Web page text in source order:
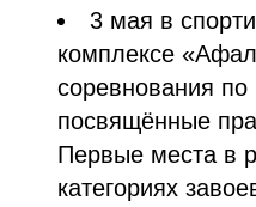
3 мая в
комплексе
соревнования по
посвящённые
Первые места в
категориях